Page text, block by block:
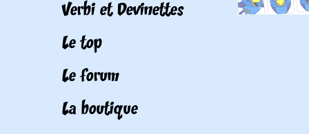
Verbi et Devinettes
Le top
Le forum
La boutique